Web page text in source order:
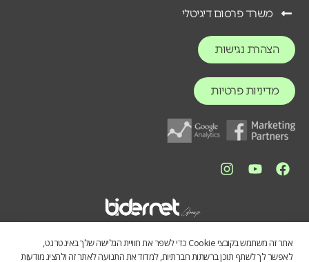
משרד פרסום דיגיטלי
הצהרת נגישות
מדיניות פרטיות
אתר זה משתמש בקובצי Cookie כדי לשפר את חוויית הגלישה שלך באינטרנט,
לאפשר לך לשתף תוכן ברשתות חברתיות, למדוד את התנועה לאתר זה ולהציג מודעות